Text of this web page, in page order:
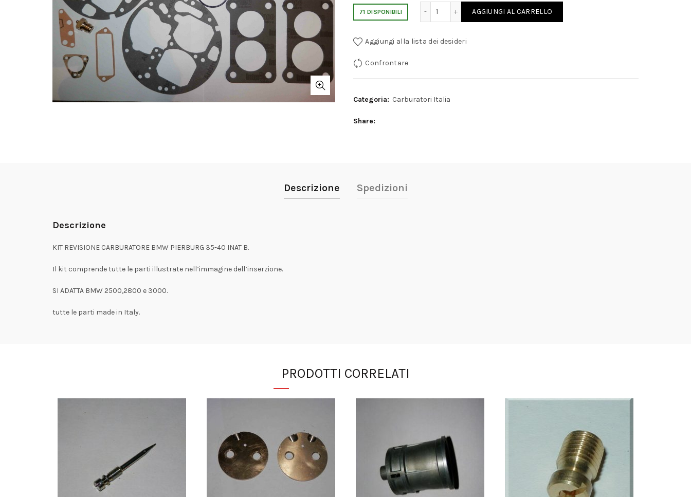
71 DISPONIBILI
KIT REVISIONE CARBURATORE BMW PIERBURG 35/40 INAT B quantity
AGGIUNGI AL CARRELLO
Aggiungi alla lista dei desideri
Confrontare
Categoria: Carburatori Italia
Share
Descrizione Spedizioni
Descrizione
KIT REVISIONE CARBURATORE BMW PIERBURG 35-40 INAT B.
Il kit comprende tutte le parti illustrate nell’immagine dell’inserzione.
SI ADATTA BMW 2500,2800 e 3000.
tutte le parti made in Italy.
PRODOTTI CORRELATI